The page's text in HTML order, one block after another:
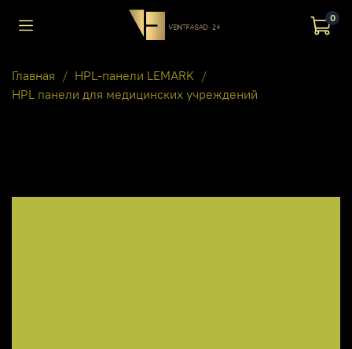
0
Главная
HPL-панели LEMARK
HPL панели для медицинских учреждений